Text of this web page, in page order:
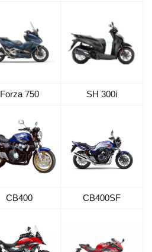
Forza 750 SH 300i
CB400 CB400SF